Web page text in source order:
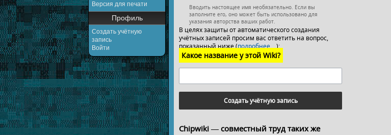
Версия для печати
Профиль
Создать учётную
запись
Войти
Вводить настоящее имя необязательно. Если вы
заполните его, оно может быть использовано для
указания авторства ваших работ.
В целях защиты от автоматического создания
учётных записей просим вас ответить на вопрос,
показанный ниже (подробнее…):
Какое название у этой Wiki?
Создать учётную запись
Chipwiki — совместный труд таких же